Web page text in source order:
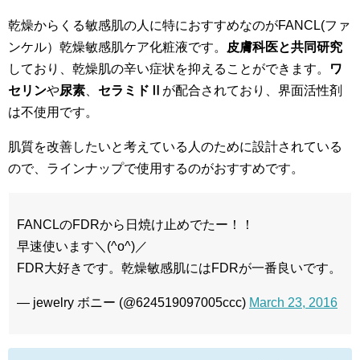
乾燥からくる敏感肌の人に特におすすめなのがFANCL(ファ
ンケル）乾燥敏感肌ケア化粧液です。
皮膚科医と共同研究
しており、乾燥肌の辛い症状を抑えることができます。
ワ
セリンや尿素 セラミドⅡ が配合されており、界面活性剤
は不使用です。
肌質を改善したいと考えている人のために設計されている
ので、ラインナップで使用するのがおすすめです。
FANCLのFDRから日焼け止めでたー！！
早速使います＼(^o^)／
FDR大好きです。乾燥敏感肌にはFDRが一番良いです。
— jewelry ボニー (@624519097005ccc) March 23, 2016